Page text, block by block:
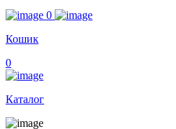
0
Кошик
0
Каталог